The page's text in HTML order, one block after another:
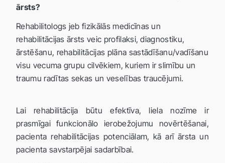
ārsts?
Rehabilitologs jeb fizikālās medicīnas un
rehabilitācijas ārsts veic profilaksi, diagnostiku,
ārstēšanu, rehabilitācijas plāna sastādīšanu/vadīšanu
visu vecuma grupu cilvēkiem, kuriem ir slimību un
traumu radītas sekas un veselības traucējumi.
Lai rehabilitācija būtu efektīva, liela nozīme ir
prasmīgai funkcionālo ierobežojumu novērtēšanai,
pacienta rehabilitācijas potenciālam, kā arī ārsta un
pacienta savstarpējai sadarbībai.